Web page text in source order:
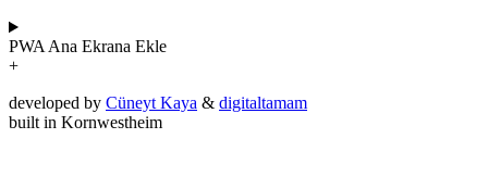
PWA Ana Ekrana Ekle
+
developed by Cüneyt Kaya & digitaltamam
built in Kornwestheim